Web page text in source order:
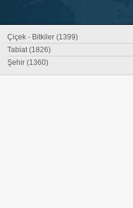
Çiçek - Bitkiler (1399)
Tabiat (1826)
Şehir (1360)